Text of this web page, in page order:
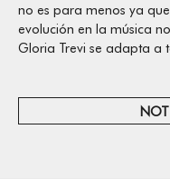
no es para menos ya
evolución en la música
Gloria Trevi se adapta